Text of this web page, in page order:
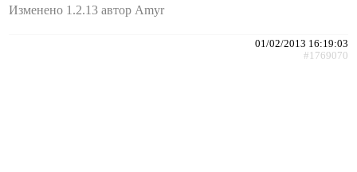
Изменено 1.2.13 автор Amyr
01/02/2013 16:19:03
#1769070